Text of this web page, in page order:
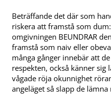
Beträffande det där som
riskera att framstå som
omgivningen BEUNDRAR
framstå som naiv eller
många gånger innebär att
respekten, också känner sig
vågade röja okunnighet
angeläget så slapp de